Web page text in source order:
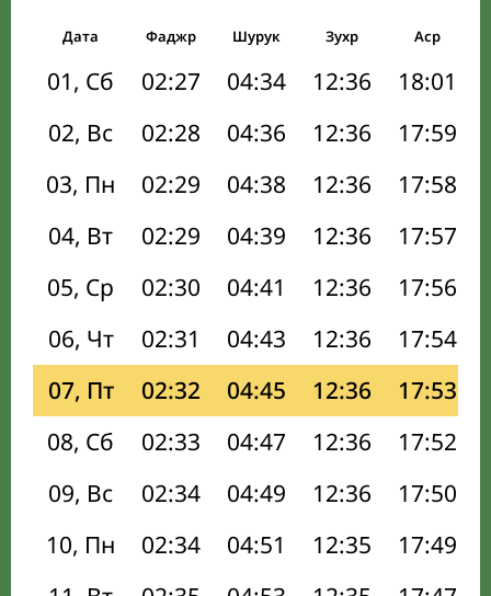
Дата Фаджр Шурук Зухр Аср
01, Сб 02:27 04:34 12:36 18:01
02, Вс
02:28 04:36 12:36 17:59
03, Пн
02:29 04:38 12:36 17:58
04, Вт
02:29 04:39 12:36 17:57
05, Ср
02:30 04:41 12:36 17:56
06, Чт
02:31 04:43 12:36 17:54
07, Пт
02:32 04:45 12:36 17:53
08, Сб
02:33 04:47 12:36 17:52
09, Вс
02:34 04:49 12:36 17:50
10, Пн
02:34 04:51 12:35 17:49